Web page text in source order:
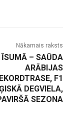
Nākamais raksts
– SAŪDA
ARĀBIJAS
F1
DEGVIELA,
SEZONA